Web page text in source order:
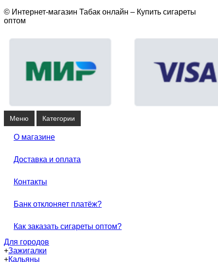
© Интернет-магазин Табак онлайн – Купить сигареты
оптом
Меню Категории
О магазине
Доставка и оплата
Контакты
Банк отклоняет платёж?
Как заказать сигареты оптом?
Для городов
+Зажигалки
+Кальяны